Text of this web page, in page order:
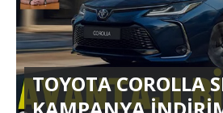
TOYOTA COROLLA